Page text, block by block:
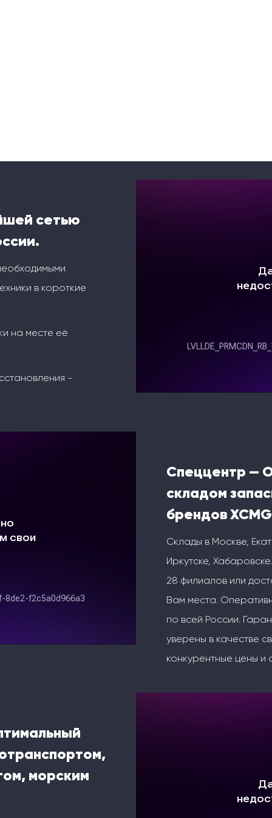
сетью
в короткие
на месте её
-
Спеццентр —
складом
брендов
Склады в Москве,
Иркутске,
28 филиалов или
Вам места.
по всей России.
уверены в качестве
конкурентные цены и
морским